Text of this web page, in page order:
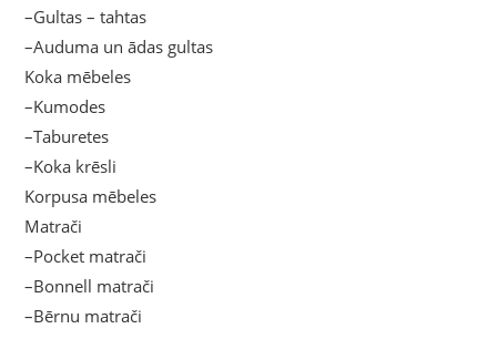
–Gultas – tahtas
–Auduma un ādas gultas
Koka mēbeles
–Kumodes
–Taburetes
–Koka krēsli
Korpusa mēbeles
Matrači
–Pocket matrači
–Bonnell matrači
–Bērnu matrači